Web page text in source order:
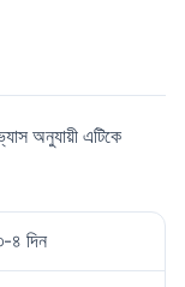
অনুযায়ী এটিকে
৪ দিন